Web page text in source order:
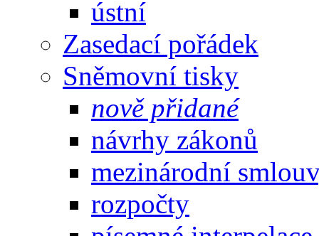
ústní
Zasedací pořádek
Sněmovní tisky
nově přidané
návrhy zákonů
mezinárodní
rozpočty